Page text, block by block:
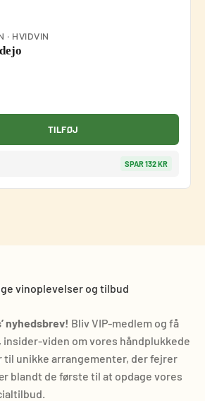
· HVIDVIN
TILFØJ
SPAR 132 KR
vinoplevelser og tilbud
nyhedsbrev! Bliv VIP-medlem og få
viden om vores håndplukkede
unikke arrangementer, der fejrer
blandt de første til at opdage vores